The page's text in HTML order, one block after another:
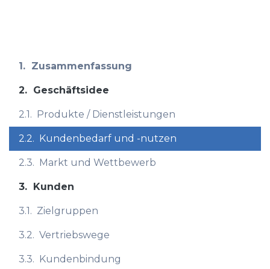
1. Zusammenfassung
2. Geschäftsidee
2.1. Produkte / Dienstleistungen
2.2. Kundenbedarf und -nutzen
2.3. Markt und Wettbewerb
3. Kunden
3.1. Zielgruppen
3.2. Vertriebswege
3.3. Kundenbindung